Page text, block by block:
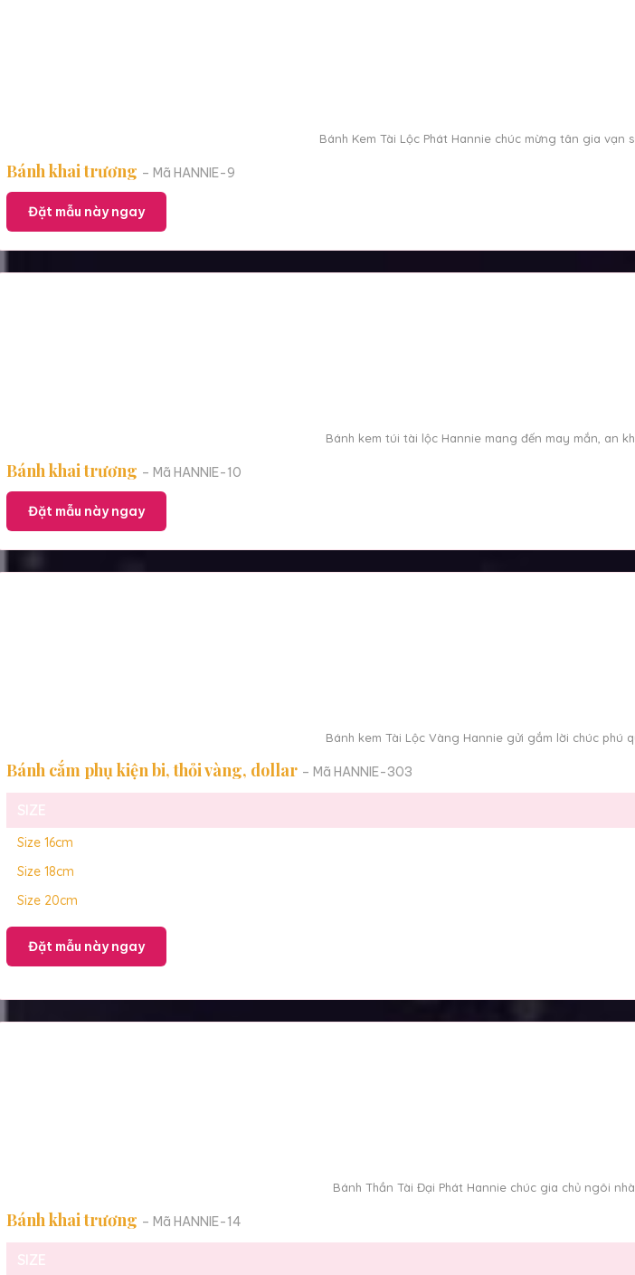
Bánh Kem Tài Lộc Phát Hannie chúc mừng tân gia vạn
Bánh khai trương – Mã HANNIE-9
Đặt mẫu này ngay
Bánh kem túi tài lộc Hannie mang đến may mắn, an
Bánh khai trương – Mã HANNIE-10
Đặt mẫu này ngay
Bánh kem Tài Lộc Vàng Hannie gửi gắm lời chúc phú
Bánh cắm phụ kiện bi, thỏi vàng, dollar – Mã HANNIE-303
SIZE
Size 16cm
Size 18cm
Size 20cm
Đặt mẫu này ngay
Bánh Thần Tài Đại Phát Hannie chúc gia chủ ngôi
Bánh khai trương – Mã HANNIE-14
SIZE